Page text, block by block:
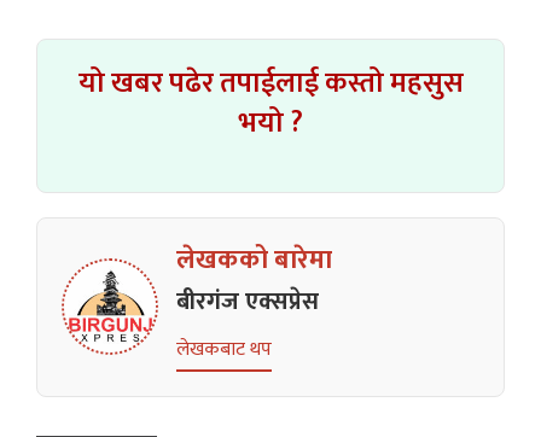
यो खबर पढेर तपाईलाई कस्तो महसुस
भयो ?
लेखकको बारेमा
बीरगंज एक्सप्रेस
लेखकबाट थप